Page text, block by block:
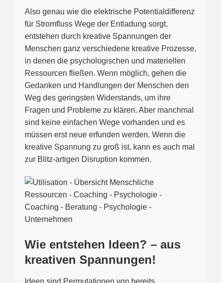
Also genau wie die elektrische Potentialdifferenz
für Stromfluss Wege der Entladung sorgt,
entstehen durch kreative Spannungen der
Menschen ganz verschiedene kreative Prozesse,
in denen die psychologischen und materiellen
Ressourcen fließen. Wenn möglich, gehen die
Gedanken und Handlungen der Menschen den
Weg des geringsten Widerstands, um ihre
Fragen und Probleme zu klären. Aber manchmal
sind keine einfachen Wege vorhanden und es
müssen erst neue erfunden werden. Wenn die
kreative Spannung zu groß ist, kann es auch mal
zur Blitz-artigen Disruption kommen.
Wie entstehen Ideen? – aus
kreativen Spannungen!
Ideen sind Permutationen von bereits